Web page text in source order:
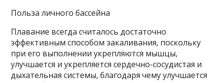
Польза личного бассейна
Плавание всегда считалось достаточно
эффективным способом закаливания, поскольку
при его выполнении укрепляются мышцы,
улучшается и укрепляется сердечно-сосудистая и
дыхательная системы, благодаря чему улучшается